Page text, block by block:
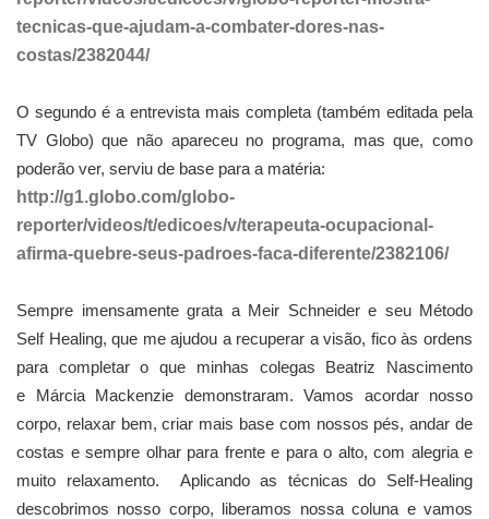
tecnicas-que-ajudam-a-combater-dores-nas-
costas/2382044/
O segundo é a entrevista mais completa (também editada pela
TV Globo) que não apareceu no programa, mas que, como
poderão ver, serviu de base para a matéria:
http://g1.globo.com/globo-
reporter/videos/t/edicoes/v/terapeuta-ocupacional-
afirma-quebre-seus-padroes-faca-diferente/2382106/
Sempre imensamente grata a Meir Schneider e seu Método
Self Healing, que me ajudou a recuperar a visão, fico às ordens
para completar o que minhas colegas Beatriz Nascimento
e Márcia Mackenzie demonstraram. Vamos acordar nosso
corpo, relaxar bem, criar mais base com nossos pés, andar de
costas e sempre olhar para frente e para o alto, com alegria e
muito relaxamento. Aplicando as técnicas do Self-Healing
descobrimos nosso corpo, liberamos nossa coluna e vamos